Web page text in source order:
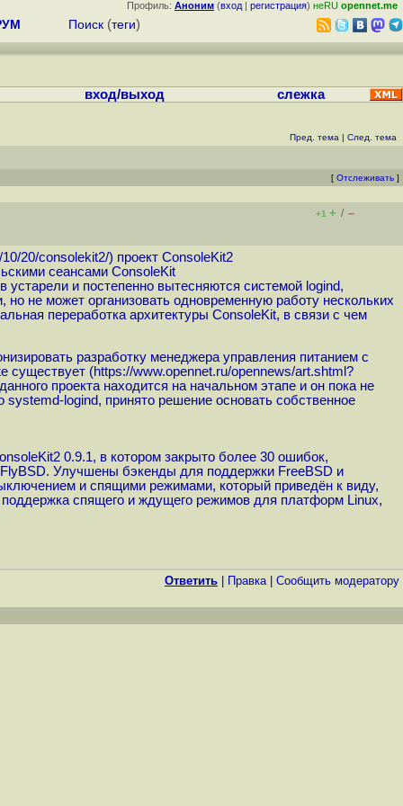
Профиль: Аноним (вход | регистрация) неRU opennet.me
Поиск (теги)
вход/выход слежка
Пред. тема | След. тема
[ Отслеживать ]
+1 + / –
20/consolekit2/) проект ConsoleKit2
сеансами ConsoleKit
и постепенно вытесняются системой logind,
не может организовать одновременную работу нескольких
переработка архитектуры ConsoleKit, в связи с чем
разработку менеджера управления питанием с
существует (https://www.opennet.ru/opennews/art.shtml?
проекта находится на начальном этапе и он пока не
logind, принято решение основать собственное
0.9.1, в котором закрыто более 30 ошибок,
Улучшены бэкенды для поддержки FreeBSD и
и спящими режимами, который приведён к виду,
спящего и ждущего режимов для платформ Linux,
Ответить Правка| Cообщить модератору